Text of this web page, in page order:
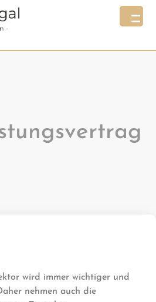
wird immer wichtiger und
nehmen auch die